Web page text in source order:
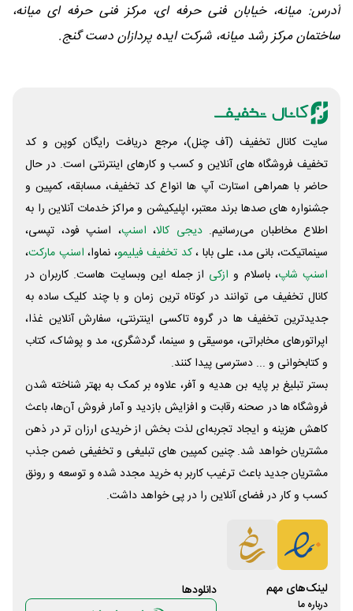
آدرس: میانه، خیابان فنی حرفه ای، مرکز فنی حرفه ای میانه،
ساختمان مرکز رشد میانه، شرکت ایده پردازان دست گنج.
سایت کانال تخفیف (آف چنل)، مرجع دریافت رایگان کوپن و کد
تخفیف فروشگاه های آنلاین و کسب و‌ کارهای اینترنتی است. در حال
حاضر با همراهی استارت آپ ها انواع کد تخفیف، مسابقه، کمپین و
جشنواره های صدها برند معتبر، اپلیکیشن و مراکز خدمات آنلاین را به
اطلاع مخاطبان می‌رسانیم. دیجی کالا، اسنپ، اسنپ فود، تپسی،
سینماتیکت، بانی مد، علی‌ بابا ،کد تخفیف فیلیمو، نماوا، اسنپ مارکت،
اسنپ شاپ، باسلام و ازکی از جمله این وبسایت ‌هاست. کاربران در
کانال تخفیف می توانند در کوتاه ترین زمان و با چند کلیک ساده به
جدیدترین تخفیف ها در گروه تاکسی اینترنتی، سفارش آنلاین غذا،
اپراتورهای مخابراتی، موسیقی و سینما، گردشگری، مد و پوشاک، کتاب
و کتابخوانی و ... دسترسی پیدا کنند.
بستر تبلیغ بر پایه بن هدیه و آفر، علاوه بر کمک به بهتر شناخته شدن
فروشگاه ها در صحنه رقابت و افزایش بازدید و آمار فروش آن‌ها، باعث
کاهش هزینه و ایجاد تجربه‌ای لذت بخش از خریدی ارزان تر در ذهن
مشتریان خواهد شد. چنین کمپین های تبلیغی و تخفیفی ضمن جذب
مشتریان جدید باعث ترغیب کاربر به خرید مجدد شده و توسعه و رونق
کسب و کار در فضای آنلاین را در پی خواهد داشت.
لینک‌های مهم
درباره ما
دانلود‌ها